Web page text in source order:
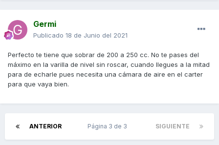
Germi
Publicado 18 de Junio del 2021
Perfecto te tiene que sobrar de 200 a 250 cc. No te pases del
máximo en la varilla de nivel sin roscar, cuando llegues a la mitad
para de echarle pues necesita una cámara de aire en el carter
para que vaya bien.
ANTERIOR SIGUIENTE
Página 3 de 3